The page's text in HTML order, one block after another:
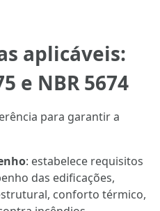
aplicáveis:
e NBR 5674
para garantir a
: estabelece requisitos
das edificações,
conforto térmico,